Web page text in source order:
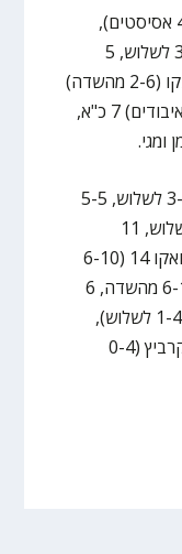
הפועל חולון: סמית' 24 (5-9 לשלוש, 4 אסיסטים),
ג'ונסון 15 (6-9 מהשדה), פניני 9 (3-7 לשלוש, 5
אסיסטים), קייזר 8 (4-7 מהשדה), מנקו (2-6 מהשדה)
ורגלנד (3-7 מהשדה, 6 אסיסטים, 5 איבודים) 7 כ"א,
בני הרצליה: באב 24 (5-8 לשתיים, 3-8 לשלוש, 5-5
מהקו), קופר 19 (5-6 לשתיים, 3-6 לשלוש, 11
אסיסטים, 3 חטיפות, 0 איבודים), אונואקו 14 (6-10
מהשדה, 12 ריבאונדים), קמפ 13 (6-10 מהשדה, 6
ריבאונדים), דאוסון 10 (3-5 לשתיים, 1-4 לשלוש),
זצ'ביץ' וכהן 5 כ"א. כן שותפו: וינברג וקרביץ (0-4